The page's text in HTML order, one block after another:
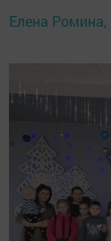
Елена Ромина,